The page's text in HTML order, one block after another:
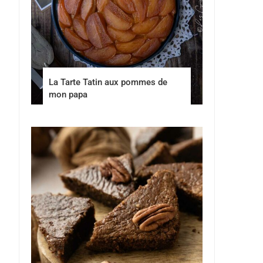
La Tarte Tatin aux pommes de
mon papa